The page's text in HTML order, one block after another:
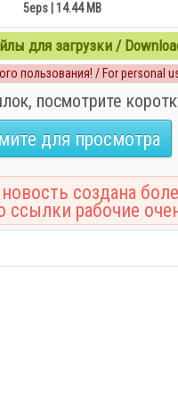
5eps | 14.44 MB
для загрузки /
пользования! / For personal
посмотрите
для просмотра
создана
ссылки рабочие